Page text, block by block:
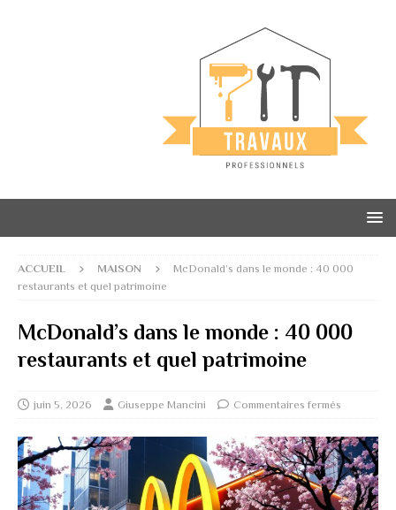
ACCUEIL MAISON
McDonald’s dans le monde : 40 000
restaurants et quel patrimoine
McDonald’s dans le monde : 40 000
restaurants et quel patrimoine
juin 5, 2026 Giuseppe Mancini Commentaires fermés